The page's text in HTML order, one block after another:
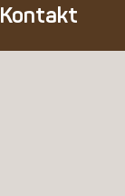
Kontakt